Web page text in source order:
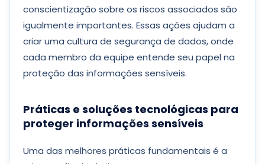
conscientização sobre os riscos associados são
igualmente importantes. Essas ações ajudam a
criar uma cultura de segurança de dados, onde
cada membro da equipe entende seu papel na
proteção das informações sensíveis.
Práticas e soluções tecnológicas para
proteger informações sensíveis
Uma das melhores práticas fundamentais é a